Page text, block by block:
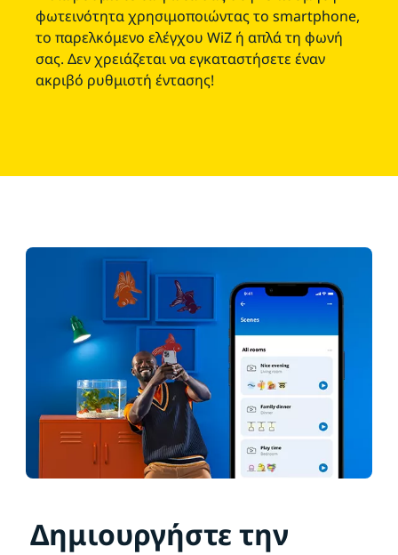
φωτεινότητα χρησιμοποιώντας το smartphone,
το παρελκόμενο ελέγχου WiZ ή απλά τη φωνή
σας. Δεν χρειάζεται να εγκαταστήσετε έναν
ακριβό ρυθμιστή έντασης!
Δημιουργήστε την